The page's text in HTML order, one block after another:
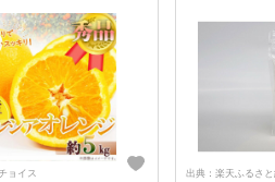
ョイス 出典：楽天ふるさと